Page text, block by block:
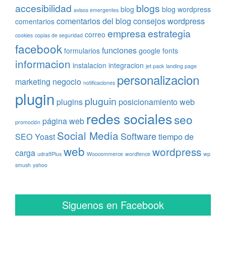
accesibilidad avisos emergentes blog blogs blog wordpress
comentarios comentarios del blog consejos wordpress
cookies copias de seguridad correo empresaestrategia
facebook formularios funciones google fonts
informacion instalacion integracion jet pack landing page
marketing negocio notificaciones personalizacion
plugin plugins pluguin posicionamiento web
promoción página web redes socialesseo
SEO Yoast Social Media Softwaretiempo de
carga udraftPlus web Woocommerce wordfence wordpress wp
smush yahoo
Siguenos en Facebook